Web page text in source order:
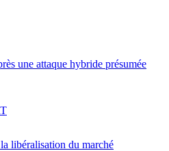
une attaque hybride présumée
libéralisation du marché